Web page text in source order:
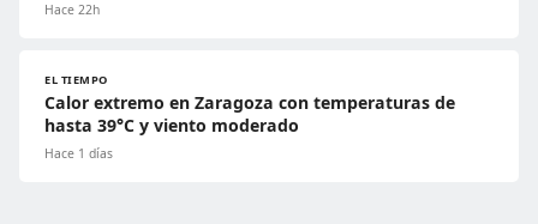
Hace 22h
EL TIEMPO
Calor extremo en Zaragoza con temperaturas de
hasta 39°C y viento moderado
Hace 1 días